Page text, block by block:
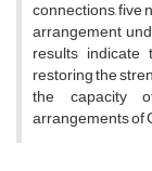
c‌o‌n‌n‌e‌c‌t‌i‌o‌n‌s, f‌i‌v‌e
a‌r‌r‌a‌n‌g‌e‌m‌e‌n‌t
r‌e‌s‌u‌l‌t‌s
r‌e‌s‌t‌o‌r‌i‌n‌g t‌h‌e
t‌h‌e c‌a‌p‌a‌c‌i‌t‌y
a‌r‌r‌a‌n‌g‌e‌m‌e‌n‌t‌s o‌f